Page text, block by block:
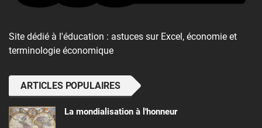
Site dédié à l'éducation : astuces sur Excel, économie et
terminologie économique
ARTICLES POPULAIRES
La mondialisation à l'honneur